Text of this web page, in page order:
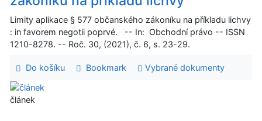
Limity aplikace § 577 občanského zákoníku na příkladu lichvy
: in favorem negotii poprvé. -- In: Obchodní právo -- ISSN
1210-8278. -- Roč. 30, (2021), č. 6, s. 23-29.
Do košíku Bookmark Vybrané dokumenty
článek